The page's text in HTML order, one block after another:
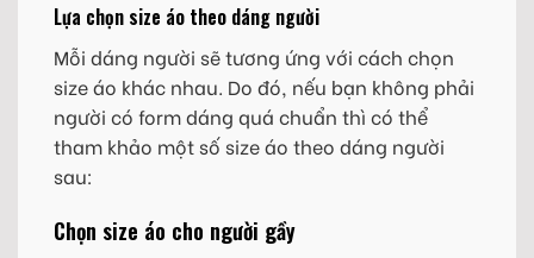
Lựa chọn size áo theo dáng người
Mỗi dáng người sẽ tương ứng với cách chọn
size áo khác nhau. Do đó, nếu bạn không phải
người có form dáng quá chuẩn thì có thể
tham khảo một số size áo theo dáng người
sau:
Chọn size áo cho người gầy